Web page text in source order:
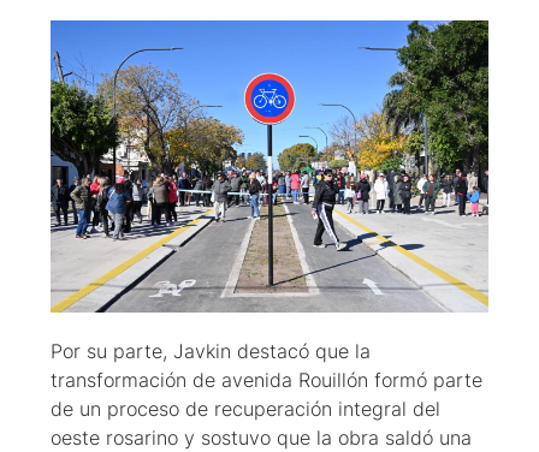
Por su parte, Javkin destacó que la
transformación de avenida Rouillón formó parte
de un proceso de recuperación integral del
oeste rosarino y sostuvo que la obra saldó una